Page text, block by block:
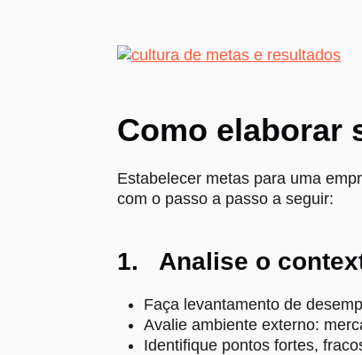
Como elaborar
Estabelecer metas para uma
com o passo a passo a seguir:
1. Analise o
Faça levantamento de
Avalie ambiente externo:
Identifique pontos fortes,